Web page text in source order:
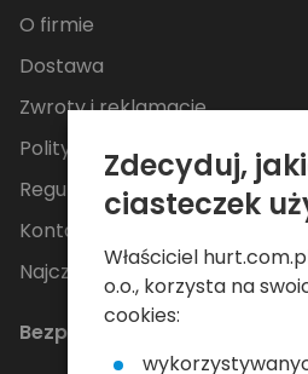
O firmie
Dostawa
Zwroty i reklamacje
Polityka Prywatności
Regulamin
Kontakt
Najczęściej zadawane pytania
Bezpieczne płatności
Zdecyduj,
ciasteczek
Właściciel
o.o., korzysta na
cookies: